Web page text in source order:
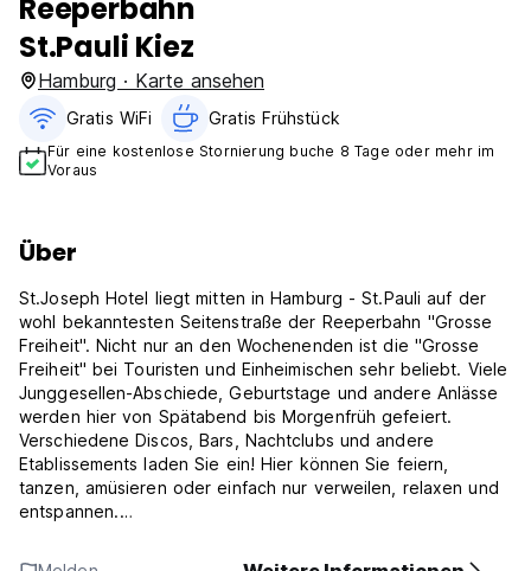
Reeperbahn
St.Pauli Kiez
Hamburg · Karte ansehen
Gratis WiFi Gratis Frühstück
Für eine kostenlose Stornierung buche 8 Tage oder mehr im
Voraus
Über
St.Joseph Hotel liegt mitten in Hamburg - St.Pauli auf der
wohl bekanntesten Seitenstraße der Reeperbahn "Grosse
Freiheit". Nicht nur an den Wochenenden ist die "Grosse
Freiheit" bei Touristen und Einheimischen sehr beliebt. Viele
Junggesellen-Abschiede, Geburtstage und andere Anlässe
werden hier von Spätabend bis Morgenfrüh gefeiert.
Verschiedene Discos, Bars, Nachtclubs und andere
Etablissements laden Sie ein! Hier können Sie feiern,
tanzen, amüsieren oder einfach nur verweilen, relaxen und
entspannen.
Neben der idealen Lage, die es ermöglicht, viele